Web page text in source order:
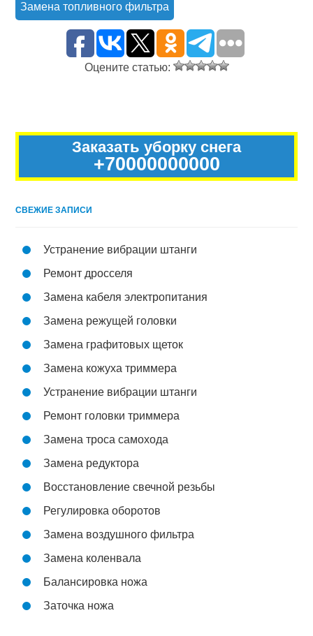
Замена топливного фильтра
Оцените статью:
Заказать уборку снега
+70000000000
СВЕЖИЕ ЗАПИСИ
Устранение вибрации штанги
Ремонт дросселя
Замена кабеля электропитания
Замена режущей головки
Замена графитовых щеток
Замена кожуха триммера
Устранение вибрации штанги
Ремонт головки триммера
Замена троса самохода
Замена редуктора
Восстановление свечной резьбы
Регулировка оборотов
Замена воздушного фильтра
Замена коленвала
Балансировка ножа
Заточка ножа